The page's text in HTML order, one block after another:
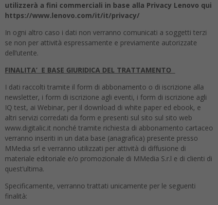
utilizzerà a fini commerciali in base alla Privacy Lenovo qui
https://www.lenovo.com/it/it/privacy/
In ogni altro caso i dati non verranno comunicati a soggetti terzi
se non per attività espressamente e previamente autorizzate
dell’utente.
FINALITA’ E BASE GIURIDICA DEL TRATTAMENTO
I dati raccolti tramite il form di abbonamento o di iscrizione alla
newsletter, i form di iscrizione agli eventi, i form di iscrizione agli
IQ test, ai Webinar, per il download di white paper ed ebook, e
altri servizi corredati da form e presenti sul sito sul sito web
www.digitalic.it nonché tramite richiesta di abbonamento cartaceo
verranno inseriti in un data base (anagrafica) presente presso
MMedia srl e verranno utilizzati per attività di diffusione di
materiale editoriale e/o promozionale di MMedia S.r.l e di clienti di
quest’ultima.
Specificamente, verranno trattati unicamente per le seguenti
finalità: